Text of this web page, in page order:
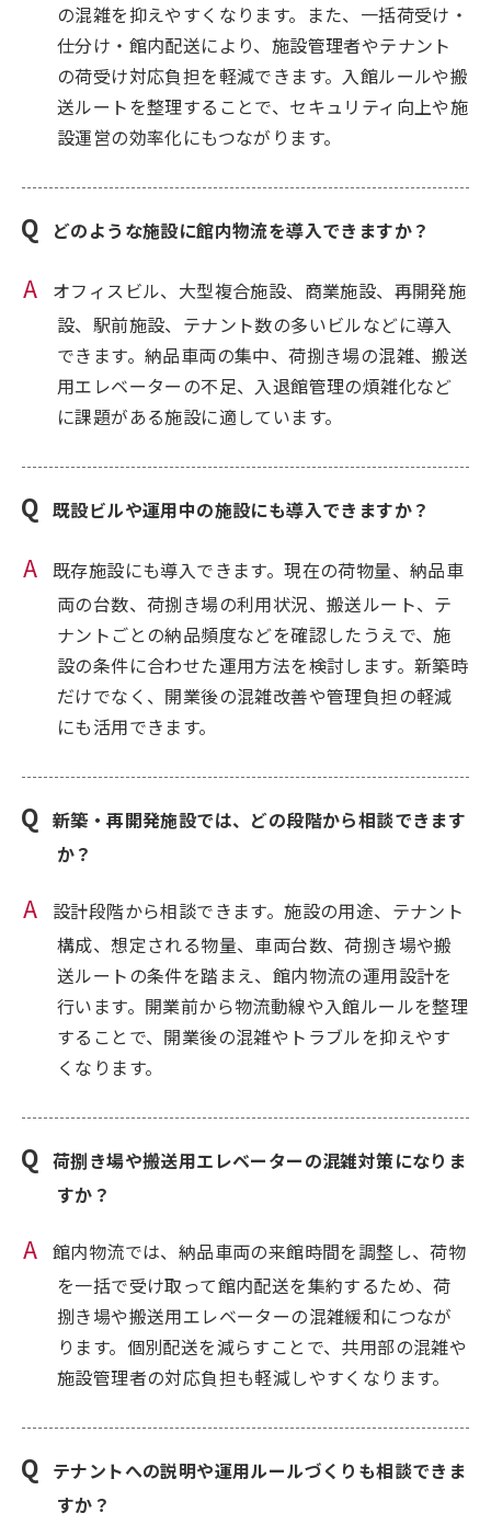
の混雑を抑えやすくなります。また、一括荷受け・
仕分け・館内配送により、施設管理者やテナント
の荷受け対応負担を軽減できます。入館ルールや搬
送ルートを整理することで、セキュリティ向上や施
設運営の効率化にもつながります。
どのような施設に館内物流を導入できますか？
オフィスビル、大型複合施設、商業施設、再開発施
設、駅前施設、テナント数の多いビルなどに導入
できます。納品車両の集中、荷捌き場の混雑、搬送
用エレベーターの不足、入退館管理の煩雑化など
に課題がある施設に適しています。
既設ビルや運用中の施設にも導入できますか？
既存施設にも導入できます。現在の荷物量、納品車
両の台数、荷捌き場の利用状況、搬送ルート、テ
ナントごとの納品頻度などを確認したうえで、施
設の条件に合わせた運用方法を検討します。新築時
だけでなく、開業後の混雑改善や管理負担の軽減
にも活用できます。
新築・再開発施設では、どの段階から相談できます
か？
設計段階から相談できます。施設の用途、テナント
構成、想定される物量、車両台数、荷捌き場や搬
送ルートの条件を踏まえ、館内物流の運用設計を
行います。開業前から物流動線や入館ルールを整理
することで、開業後の混雑やトラブルを抑えやす
くなります。
荷捌き場や搬送用エレベーターの混雑対策になりま
すか？
館内物流では、納品車両の来館時間を調整し、荷物
を一括で受け取って館内配送を集約するため、荷
捌き場や搬送用エレベーターの混雑緩和につなが
ります。個別配送を減らすことで、共用部の混雑や
施設管理者の対応負担も軽減しやすくなります。
テナントへの説明や運用ルールづくりも相談できま
すか？